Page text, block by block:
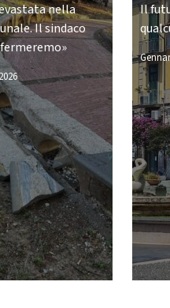
nella
Il sindaco
Il